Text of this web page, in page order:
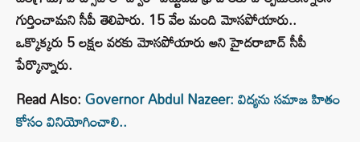
గుర్తించామని సీపీ తెలిపారు. 15 వేల మంది మోసపోయారు..
ఒక్కొక్కరు 5 లక్షల వరకు మోసపోయారు అని హైదరాబాద్ సీపీ
పేర్కొన్నారు.
Read Also:Governor Abdul Nazeer: విద్యను సమాజ హితం
కోసం వినియోగించాలి..